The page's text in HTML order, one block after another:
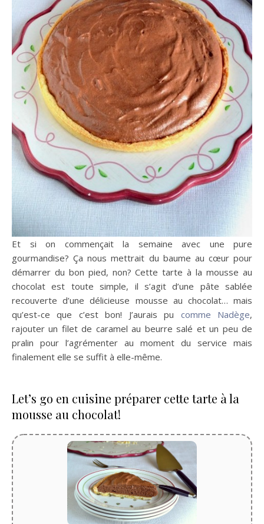
Et si on commençait la semaine avec une pure
gourmandise? Ça nous mettrait du baume au cœur pour
démarrer du bon pied, non? Cette tarte à la mousse au
chocolat est toute simple, il s’agit d’une pâte sablée
recouverte d’une délicieuse mousse au chocolat… mais
qu’est-ce que c’est bon! J’aurais pu comme Nadège,
rajouter un filet de caramel au beurre salé et un peu de
pralin pour l’agrémenter au moment du service mais
finalement elle se suffit à elle-même.
Let’s go en cuisine préparer cette tarte à la
mousse au chocolat!